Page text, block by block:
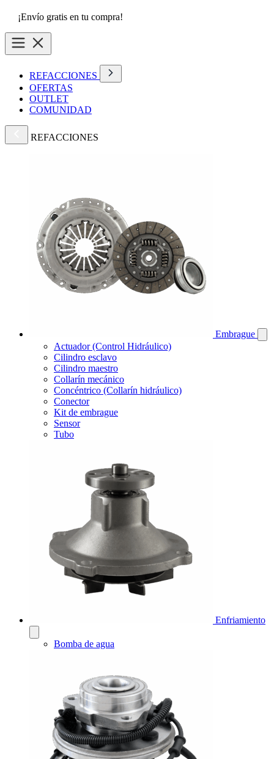
¡Envío gratis en tu compra!
REFACCIONES
OFERTAS
OUTLET
COMUNIDAD
REFACCIONES
Embrague
Actuador (Control Hidráulico)
Cilindro esclavo
Cilindro maestro
Collarín mecánico
Concéntrico (Collarín hidráulico)
Conector
Kit de embrague
Sensor
Tubo
Enfriamiento
Bomba de agua